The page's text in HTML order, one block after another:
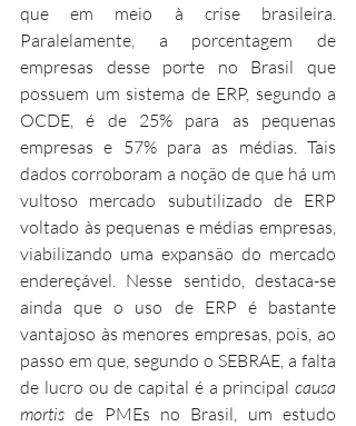
que em meio à crise brasileira.
Paralelamente, a porcentagem de
empresas desse porte no Brasil que
possuem um sistema de ERP, segundo a
OCDE, é de 25% para as pequenas
empresas e 57% para as médias. Tais
dados corroboram a noção de que há um
vultoso mercado subutilizado de ERP
voltado às pequenas e médias empresas,
viabilizando uma expansão do mercado
endereçável. Nesse sentido, destaca-se
ainda que o uso de ERP é bastante
vantajoso às menores empresas, pois, ao
passo em que, segundo o SEBRAE, a falta
de lucro ou de capital é a principal causa
mortis de PMEs no Brasil, um estudo